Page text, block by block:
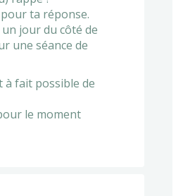
pour ta réponse.
jour du côté de
une séance de
à fait possible de
le moment